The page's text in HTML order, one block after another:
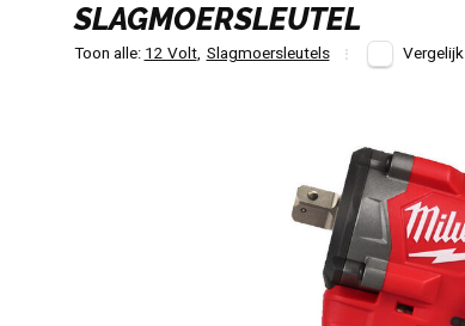
SLAGMOERSLEUTEL
Toon alle: 12 Volt, Slagmoersleutels Vergelijk